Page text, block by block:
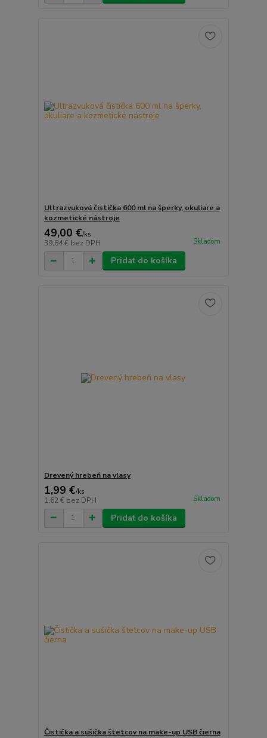
Ultrazvuková čistička 600 ml na šperky, okuliare a
kozmetické nástroje
49,00 €/ks
39,84 € bez DPH Skladom
Pridať do košíka
Drevený hrebeň na vlasy
1,99 €/ks
1,62 € bez DPH Skladom
Pridať do košíka
Čistička a sušička štetcov na make-up USB čierna